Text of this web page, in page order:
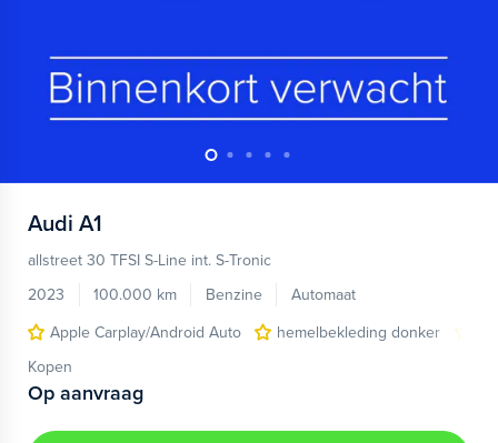
Audi A1
allstreet 30 TFSI S-Line int. S-Tronic
2023
100.000 km Benzine
Automaat
Apple Carplay/Android Auto
hemelbekleding donker
Kopen
Op aanvraag